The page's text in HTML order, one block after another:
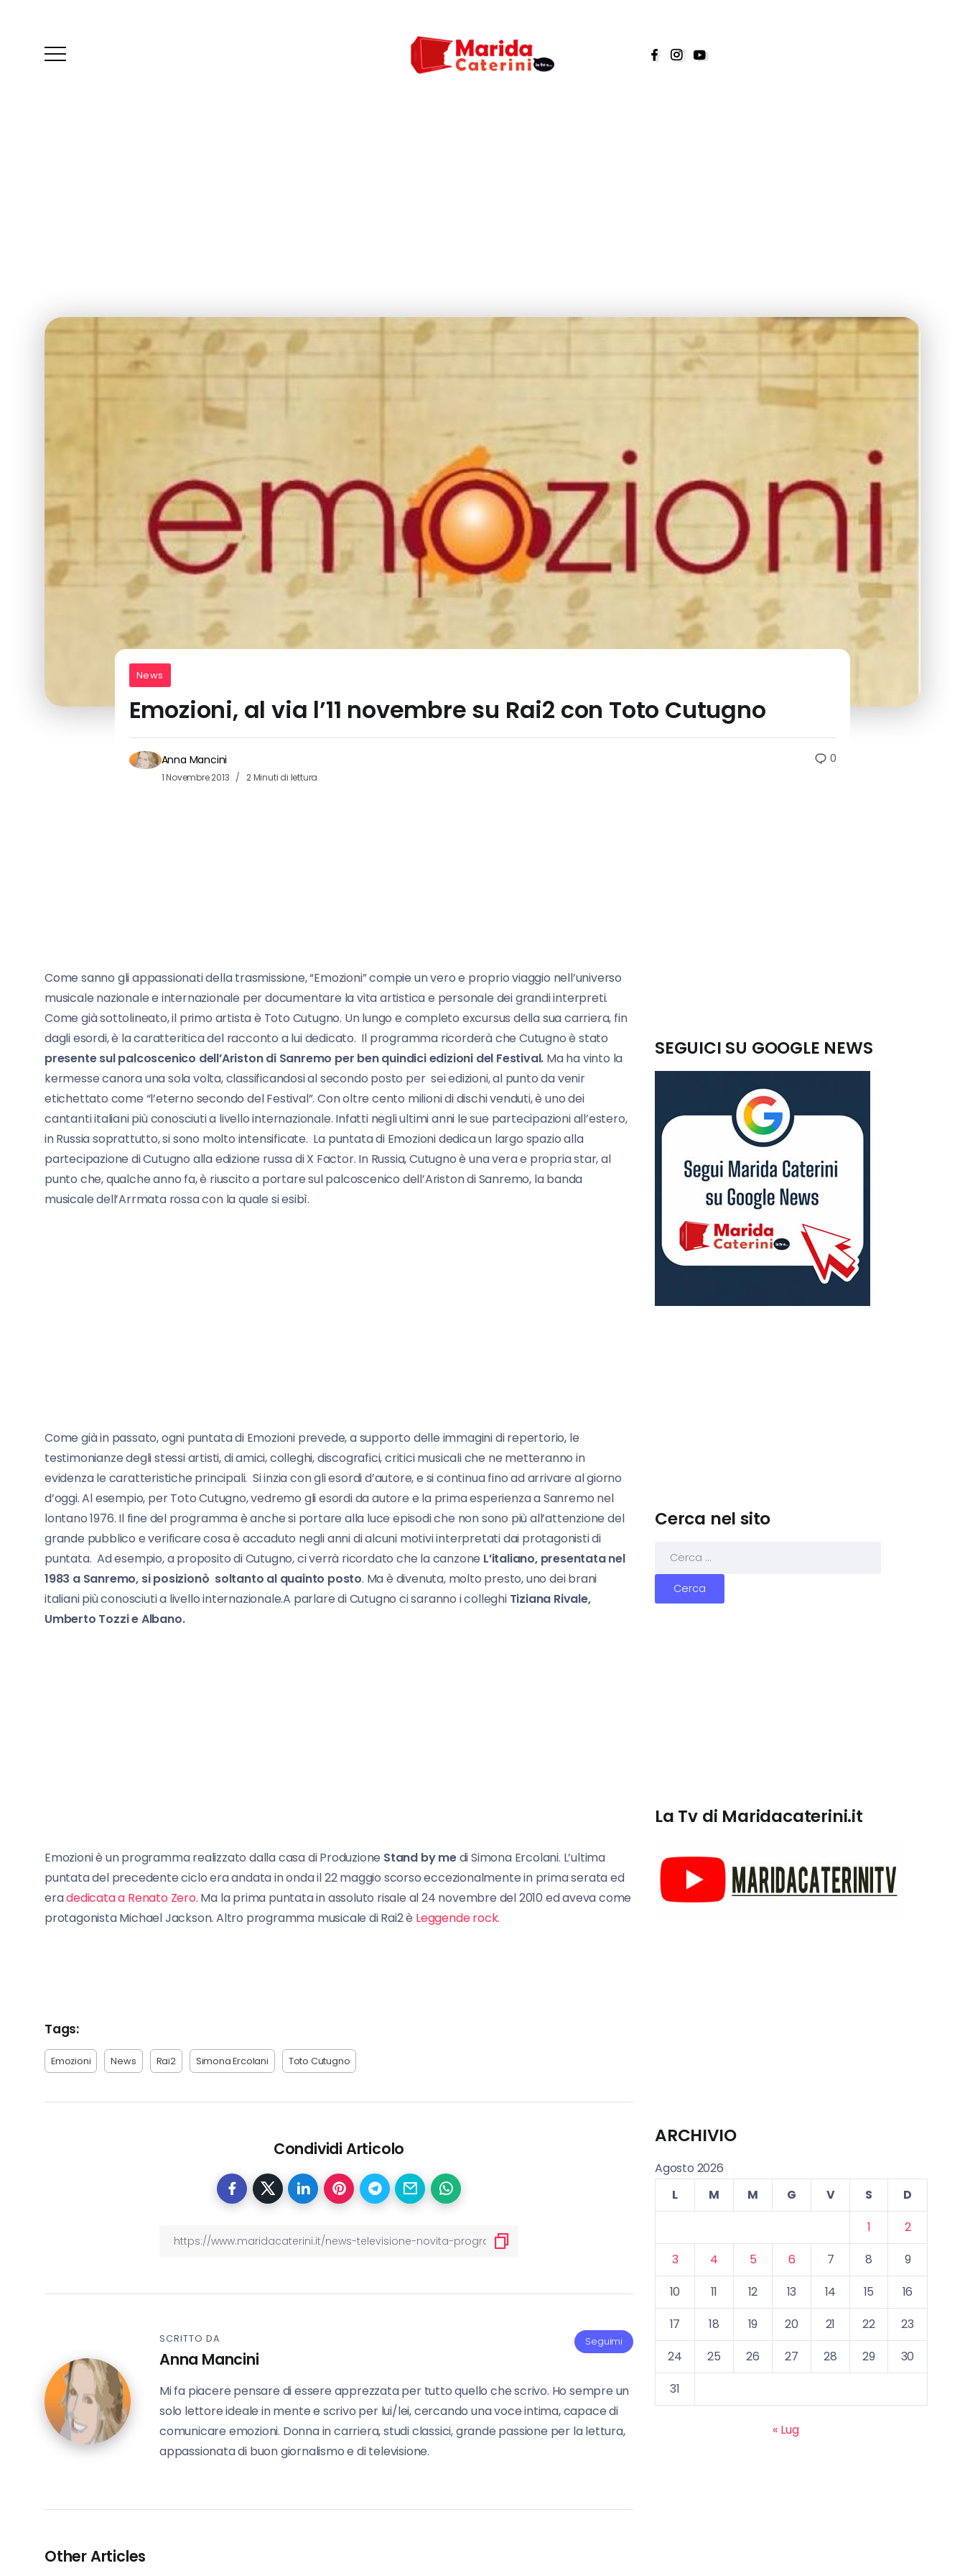
News
Emozioni, al via l’11 novembre su Rai2 con Toto Cutugno
Anna Mancini
1 Novembre 2013 2 Minuti di lettura
0
Come sanno gli appassionati della trasmissione, “Emozioni” compie un vero e proprio viaggio nell’universo
musicale nazionale e internazionale per documentare la vita artistica e personale dei grandi interpreti.
Come già sottolineato, il primo artista è Toto Cutugno. Un lungo e completo excursus della sua carriera, fin
dagli esordi, è la caratteritica del racconto a lui dedicato. Il programma ricorderà che Cutugno è stato
presente sul palcoscenico dell’Ariston di Sanremo per ben quindici edizioni del Festival. Ma ha vinto la
kermesse canora una sola volta, classificandosi al secondo posto per sei edizioni, al punto da venir
etichettato come “l’eterno secondo del Festival”. Con oltre cento milioni di dischi venduti, è uno dei
cantanti italiani più conosciuti a livello internazionale. Infatti negli ultimi anni le sue partecipazioni all’estero,
in Russia soprattutto, si sono molto intensificate. La puntata di Emozioni dedica un largo spazio alla
partecipazione di Cutugno alla edizione russa di X Factor. In Russia, Cutugno è una vera e propria star, al
punto che, qualche anno fa, è riuscito a portare sul palcoscenico dell’Ariston di Sanremo, la banda
musicale dell’Arrmata rossa con la quale si esibì.
Come già in passato, ogni puntata di Emozioni prevede, a supporto delle immagini di repertorio, le
testimonianze degli stessi artisti, di amici, colleghi, discografici, critici musicali che ne metteranno in
evidenza le caratteristiche principali. Si inzia con gli esordi d’autore, e si continua fino ad arrivare al giorno
d’oggi. Al esempio, per Toto Cutugno, vedremo gli esordi da autore e la prima esperienza a Sanremo nel
lontano 1976. Il fine del programma è anche si portare alla luce episodi che non sono più all’attenzione del
grande pubblico e verificare cosa è accaduto negli anni di alcuni motivi interpretati dai protagonisti di
puntata. Ad esempio, a proposito di Cutugno, ci verrà ricordato che la canzone L’italiano, presentata nel
1983 a Sanremo, si posizionò soltanto al quainto posto. Ma è divenuta, molto presto, uno dei brani
italiani più conosciuti a livello internazionale.A parlare di Cutugno ci saranno i colleghiTiziana Rivale,
Umberto Tozzi e Albano.
Emozioni è un programma realizzato dalla casa di Produzione Stand by medi Simona Ercolani. L’ultima
puntata del precedente ciclo era andata in onda il 22 maggio scorso eccezionalmente in prima serata ed
eradedicata a Renato Zero. Ma la prima puntata in assoluto risale al 24 novembre del 2010 ed aveva come
protagonista Michael Jackson. Altro programma musicale di Rai2 è Leggende rock.
Tags:
Emozioni News Rai2 Simona Ercolani Toto Cutugno
Condividi Articolo
Seguimi
SCRITTO DA
Anna Mancini
Mi fa piacere pensare di essere apprezzata per tutto quello che scrivo. Ho sempre un
solo lettore ideale in mente e scrivo per lui/lei, cercando una voce intima, capace di
comunicare emozioni. Donna in carriera, studi classici, grande passione per la lettura,
appassionata di buon giornalismo e di televisione.
Other Articles
SEGUICI SU GOOGLE NEWS
Cerca nel sito
La Tv di Maridacaterini.it
ARCHIVIO
Agosto 2026
L
M M G V S
D
1
2
3
4 5 6 7 8
9
10
11 12 13 14 15
16
17
18 19 20 21 22
23
24
25 26 27 28 29
30
31
« Lug